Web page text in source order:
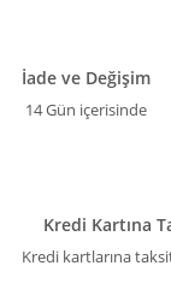
İade ve Değişim
14 Gün içerisinde
Kredi Kartına
Kredi kartlarına